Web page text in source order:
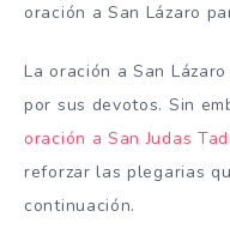
oración a San Lázaro
La oración a San
por sus devotos. Sin
oración a San Judas
reforzar las plegarias
continuación.